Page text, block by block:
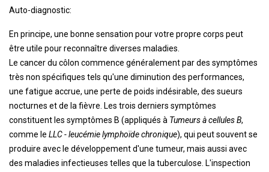
Auto-diagnostic:
En principe, une bonne sensation pour votre propre corps peut
être utile pour reconnaître diverses maladies.
Le cancer du côlon commence généralement par des symptômes
très non spécifiques tels qu'une diminution des performances,
une fatigue accrue, une perte de poids indésirable, des sueurs
nocturnes et de la fièvre. Les trois derniers symptômes
constituent les symptômes B (appliqués à Tumeurs à cellules B,
comme le LLC - leucémie lymphoïde chronique), qui peut souvent se
produire avec le développement d'une tumeur, mais aussi avec
des maladies infectieuses telles que la tuberculose. L'inspection